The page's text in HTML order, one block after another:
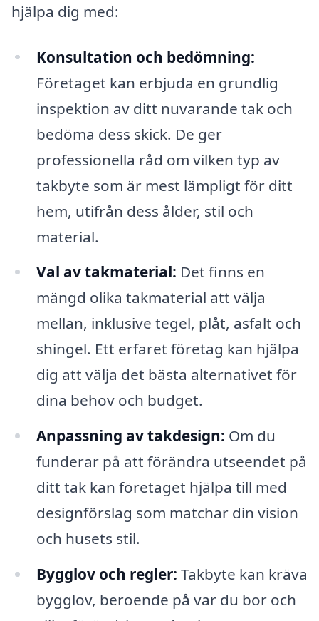
hjälpa dig med:
Konsultation och bedömning:
Företaget kan erbjuda en grundlig
inspektion av ditt nuvarande tak och
bedöma dess skick. De ger
professionella råd om vilken typ av
takbyte som är mest lämpligt för ditt
hem, utifrån dess ålder, stil och
material.
Val av takmaterial: Det finns en
mängd olika takmaterial att välja
mellan, inklusive tegel, plåt, asfalt och
shingel. Ett erfaret företag kan hjälpa
dig att välja det bästa alternativet för
dina behov och budget.
Anpassning av takdesign: Om du
funderar på att förändra utseendet på
ditt tak kan företaget hjälpa till med
designförslag som matchar din vision
och husets stil.
Bygglov och regler: Takbyte kan kräva
bygglov, beroende på var du bor och